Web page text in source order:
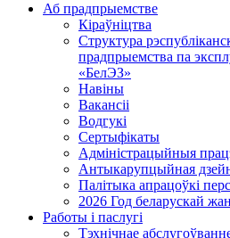
Аб прадпрыемстве
Кіраўніцтва
Структура
прадпрыемства па
«БелЭЗ»
Навіны
Вакансіі
Водгукі
Сертыфікаты
Адміністрацыйныя
Антыкарупцыйная
Палітыка апрацоўкі
2026 Год беларускай
Работы і паслугі
Тэхнічнае